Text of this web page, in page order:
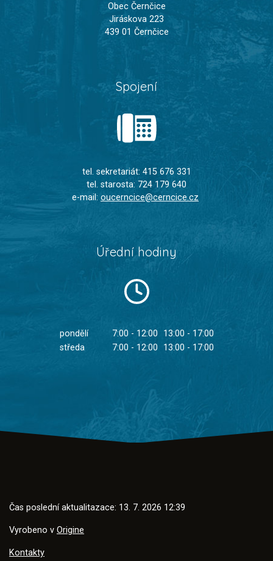
Obec Černčice
Jiráskova 223
439 01 Černčice
Spojení
tel. sekretariát: 415 676 331
tel. starosta: 724 179 640
e-mail: oucerncice@cerncice.cz
Úřední hodiny
pondělí 7:00 - 12:00
13:00 - 17:00
středa
7:00 - 12:00 13:00 - 17:00
Čas poslední aktualitazace: 13. 7. 2026 12:39
Vyrobeno v Origine
Kontakty